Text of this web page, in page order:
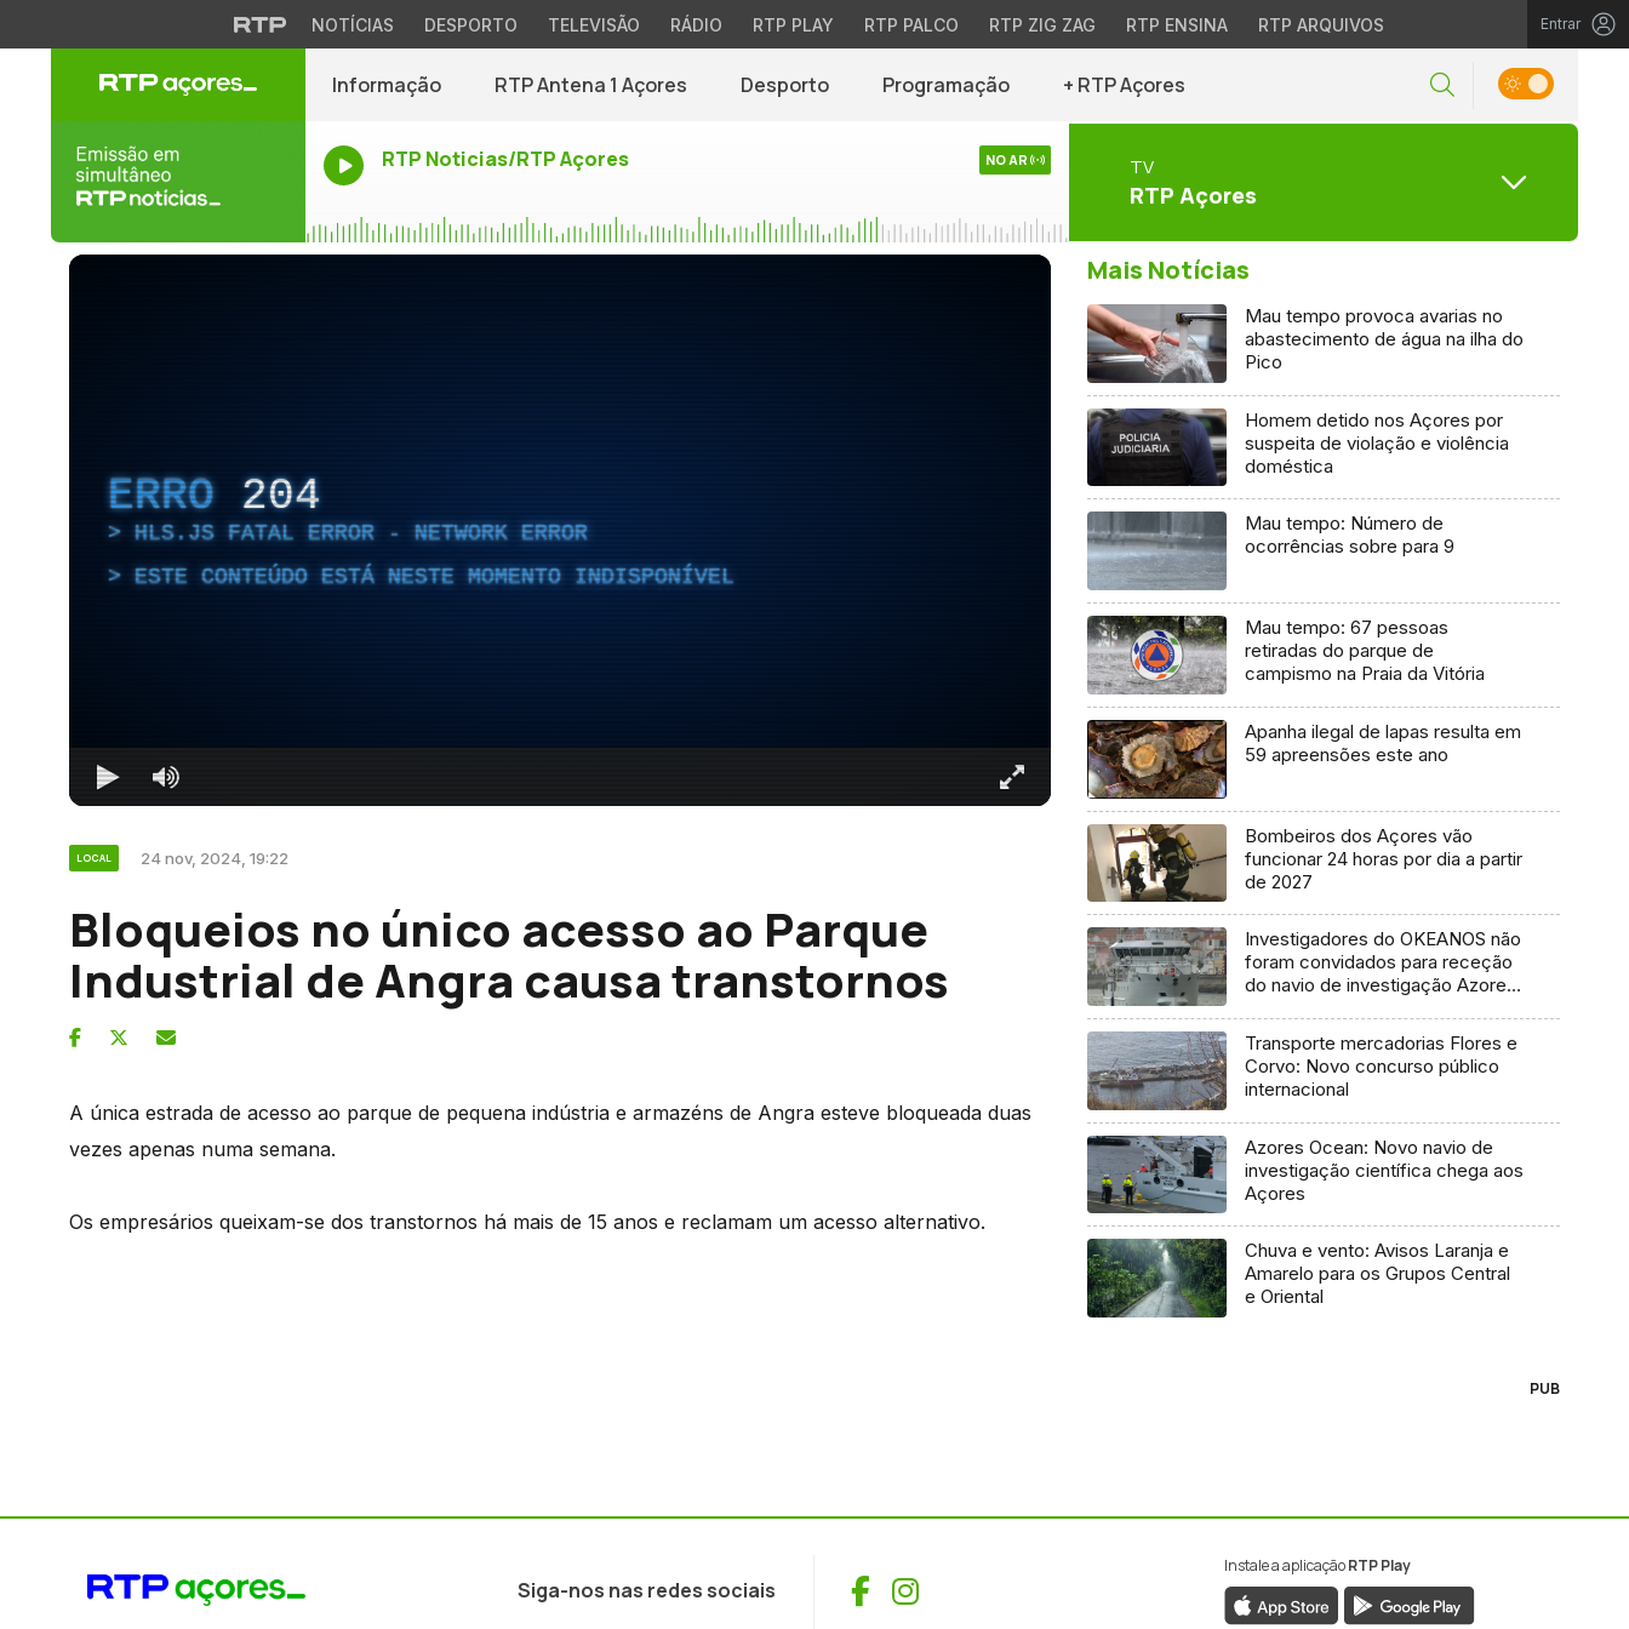
NOTÍCIAS DESPORTO TELEVISÃO RÁDIO RTP PLAY RTP PALCO RTP ZIG ZAG RTP ENSINA RTP ARQUIVOS Entrar
Informação RTP Antena 1 Açores Desporto Programação + RTP Açores
RTP Noticias/RTP Açores NO AR TV
RTP Açores
ERRO 204
HLS.JS FATAL ERROR - NETWORK ERROR
ESTE CONTEÚDO ESTÁ NESTE MOMENTO INDISPONÍVEL
LOCAL 24 nov, 2024, 19:22
Bloqueios no único acesso ao Parque
Industrial de Angra causa transtornos
A única estrada de acesso ao parque de pequena indústria e armazéns de Angra esteve bloqueada duas
vezes apenas numa semana.
Os empresários queixam-se dos transtornos há mais de 15 anos e reclamam um acesso alternativo.
Mais Notícias
Mau tempo provoca avarias no
abastecimento de água na ilha do
Pico
Homem detido nos Açores por
suspeita de violação e violência
doméstica
Mau tempo: Número de
ocorrências sobre para 9
Mau tempo: 67 pessoas
retiradas do parque de
campismo na Praia da Vitória
Apanha ilegal de lapas resulta em
59 apreensões este ano
Bombeiros dos Açores vão
funcionar 24 horas por dia a partir
de 2027
Investigadores do OKEANOS não
foram convidados para receção
do navio de investigação Azores
Transporte mercadorias Flores e
Corvo: Novo concurso público
internacional
Azores Ocean: Novo navio de
investigação científica chega aos
Açores
Chuva e vento: Avisos Laranja e
Amarelo para os Grupos Central
e Oriental
PUB
Siga-nos nas redes sociais Facebook
Instagram
Instale a aplicaçãoRTP Play